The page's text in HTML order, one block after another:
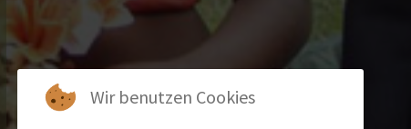
Wir benutzen Cookies